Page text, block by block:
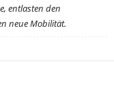
entlasten den
neue Mobilität.